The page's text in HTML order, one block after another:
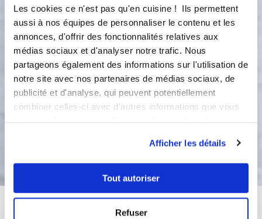
Les cookies ce n'est pas qu'en cuisine ! Ils permettent
aussi à nos équipes de personnaliser le contenu et les
annonces, d'offrir des fonctionnalités relatives aux
médias sociaux et d'analyser notre trafic. Nous
partageons également des informations sur l'utilisation de
notre site avec nos partenaires de médias sociaux, de
publicité et d'analyse, qui peuvent potentiellement
combiner celles-ci avec d'autres informations que vous
Afficher les détails
Tout autoriser
Refuser
est programmée 4 sec Vit 5 L'étape est
programmée
Accessoire(s) :
40s 5
Bon appétit !
Vous aimerez aussi ...